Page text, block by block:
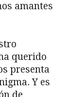
amantes
querido
presenta
Y es